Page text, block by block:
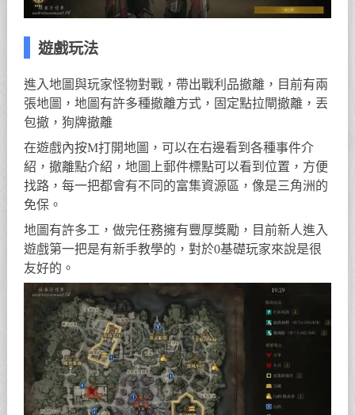
遊戲玩法
進入地圖與玩家怪物對戰，帶出戰利品撤離，目前有兩
張地圖，地圖有許多種撤離方式，固定點拉閘撤離，丟
包撤，狗牌撤離
在遊戲內按M打開地圖，可以在右邊看到各種事件介
紹，撤離點介紹，地圖上郵件標點可以看到位置，方便
找路，每一把都會有不同的富集資源區，像是三角洲的
免保。
地圖有許多工，做完任務擁有豐厚獎勵，目前新人進入
遊戲第一把是有新手教學的，對於0基礎玩家來說是很
友好的。